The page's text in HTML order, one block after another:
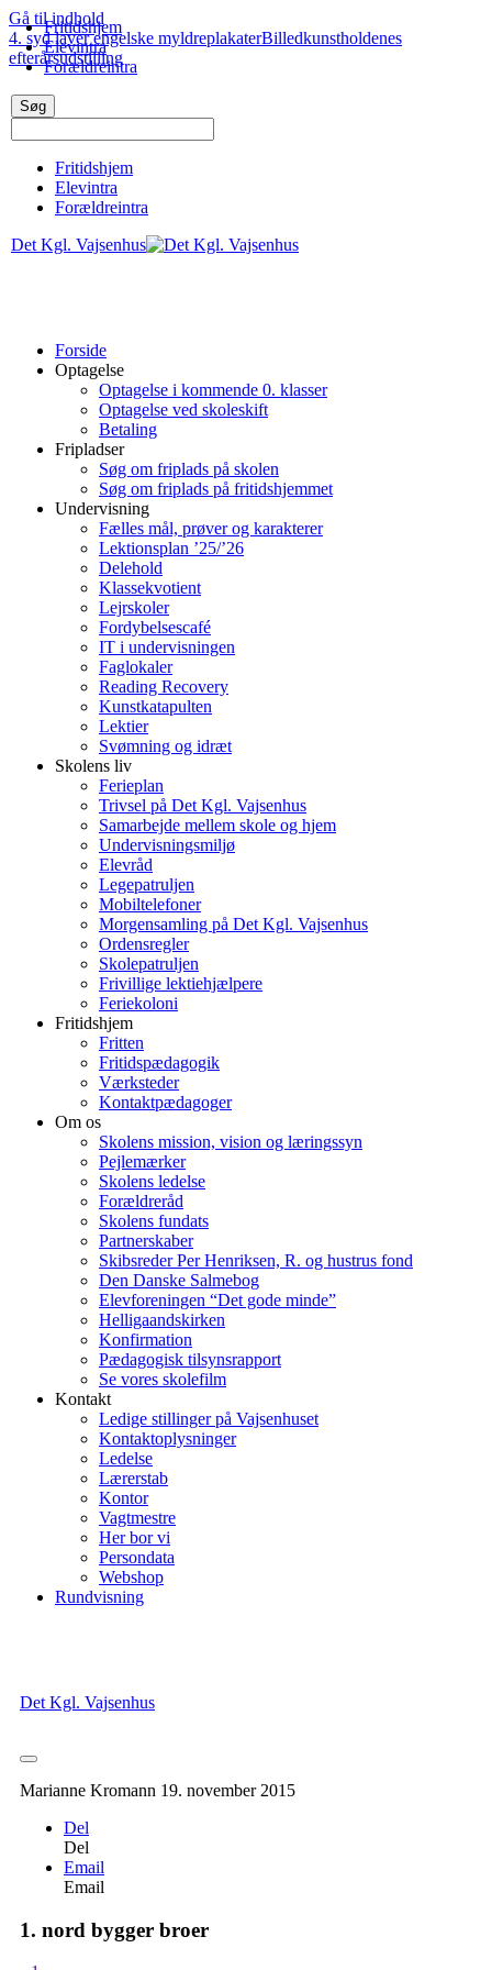
Gå til indhold
4. syd laver engelske myldreplakaterBilledkunstholdenes
efterårsudstilling
Det Kgl. Vajsenhus
Marianne Kromann 19. november 2015
Del
Del
Email
Email
1. nord bygger broer
Fritidshjem
Elevintra
Forældreintra
Det Kgl. Vajsenhus
Forside
Optagelse
Optagelse i kommende 0. klasser
Optagelse ved skoleskift
Betaling
Fripladser
Søg om friplads på skolen
Søg om friplads på fritidshjemmet
Undervisning
Fælles mål, prøver og karakterer
Lektionsplan ’25/’26
Delehold
Klassekvotient
Lejrskoler
Fordybelsescafé
IT i undervisningen
Faglokaler
Reading Recovery
Kunstkatapulten
Lektier
Svømning og idræt
Skolens liv
Ferieplan
Trivsel på Det Kgl. Vajsenhus
Samarbejde mellem skole og hjem
Undervisningsmiljø
Elevråd
Legepatruljen
Mobiltelefoner
Morgensamling på Det Kgl. Vajsenhus
Ordensregler
Skolepatruljen
Frivillige lektiehjælpere
Feriekoloni
Fritidshjem
Fritten
Fritidspædagogik
Værksteder
Kontaktpædagoger
Om os
Skolens mission, vision og læringssyn
Pejlemærker
Skolens ledelse
Forældreråd
Skolens fundats
Partnerskaber
Skibsreder Per Henriksen, R. og hustrus fond
Den Danske Salmebog
Elevforeningen “Det gode minde”
Helligaandskirken
Konfirmation
Pædagogisk tilsynsrapport
Se vores skolefilm
Kontakt
Ledige stillinger på Vajsenhuset
Kontaktoplysninger
Ledelse
Lærerstab
Kontor
Vagtmestre
Her bor vi
Persondata
Webshop
Rundvisning
Fritidshjem
Elevintra
Forældreintra